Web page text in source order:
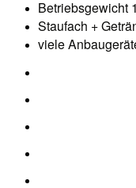
Betriebsgewicht
Staufach +
viele